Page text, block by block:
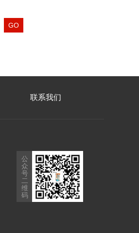
联系我们
公
众
号
二
维
码